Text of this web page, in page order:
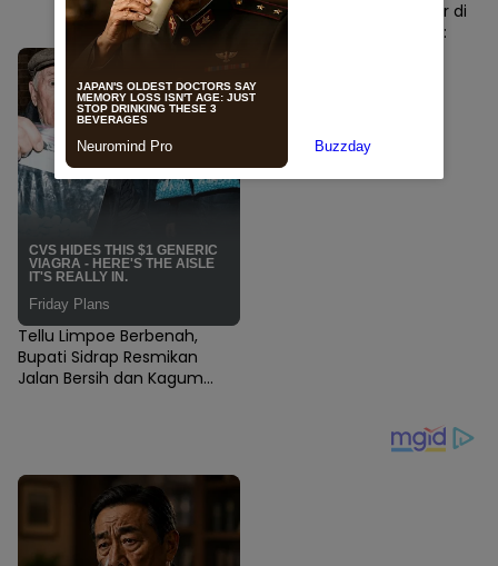
Tellu Limpoe Berbenah,
Bupati Sidrap Resmikan
Jalan Bersih dan Kagum
Fashion Wastra Glamour di
Sidrap, Syaharuddin Alrif: